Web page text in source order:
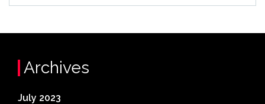
Archives
July 2023